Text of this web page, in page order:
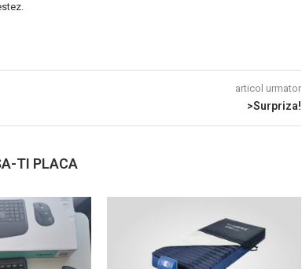
articol urmator
>Surpriza!
TI PLACA